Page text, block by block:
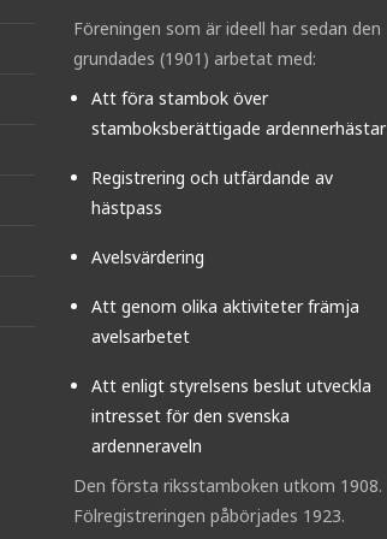
Föreningen som är ideell har sedan den
grundades (1901) arbetat med:
Att föra stambok över
stamboksberättigade ardennerhästar
Registrering och utfärdande av
hästpass
Avelsvärdering
Att genom olika aktiviteter främja
avelsarbetet
Att enligt styrelsens beslut utveckla
intresset för den svenska
ardenneraveln
Den första riksstamboken utkom 1908.
Fölregistreringen påbörjades 1923.